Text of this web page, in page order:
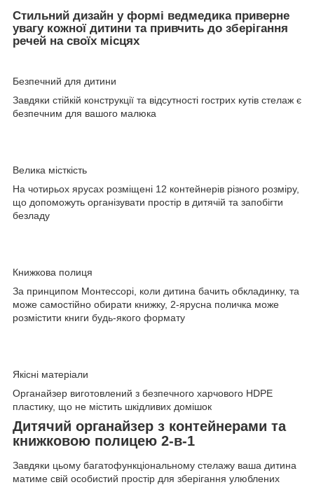
Стильний дизайн у формі ведмедика приверне
увагу кожної дитини та привчить до зберігання
речей на своїх місцях
Безпечний для дитини
Завдяки стійкій конструкції та відсутності гострих кутів стелаж є
безпечним для вашого малюка
Велика місткість
На чотирьох ярусах розміщені 12 контейнерів різного розміру,
що допоможуть організувати простір в дитячій та запобігти
безладу
Книжкова полиця
За принципом Монтессорі, коли дитина бачить обкладинку, та
може самостійно обирати книжку, 2-ярусна поличка може
розмістити книги будь-якого формату
Якісні матеріали
Органайзер виготовлений з безпечного харчового HDPE
пластику, що не містить шкідливих домішок
Дитячий органайзер з контейнерами та
книжковою полицею 2-в-1
Завдяки цьому багатофункціональному стелажу ваша дитина
матиме свій особистий простір для зберігання улюблених